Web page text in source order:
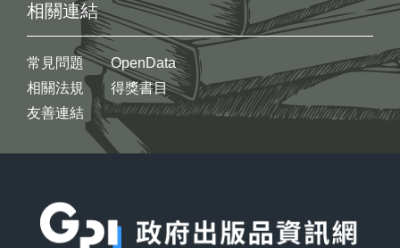
相關連結
常見問題
相關法規
友善連結
OpenData
得獎書目